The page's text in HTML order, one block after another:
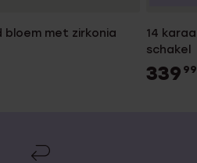
bloem met zirkonia
14
schakel
339 99